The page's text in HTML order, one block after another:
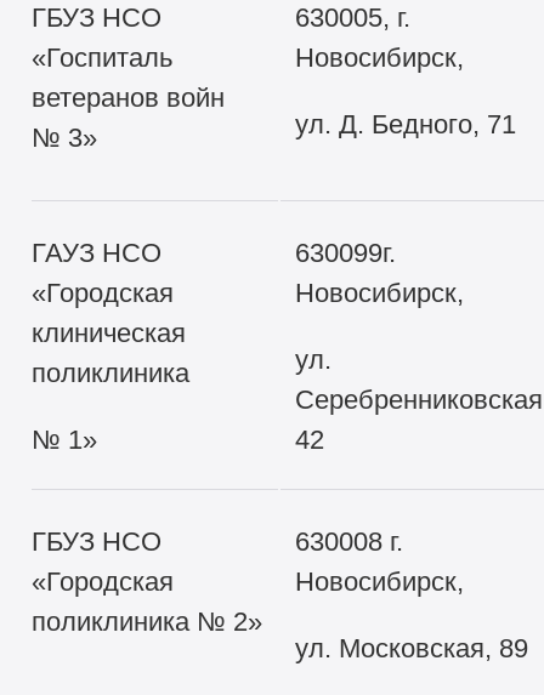
ГБУЗ НСО
«Госпиталь
ветеранов войн
№ 3»
630005, г.
Новосибирск,
ул. Д. Бедного, 71
ГАУЗ НСО
«Городская
клиническая
поликлиника
№ 1»
630099г.
Новосибирск,
ул.
42
ГБУЗ НСО
«Городская
поликлиника № 2»
630008 г.
Новосибирск,
ул. Московская, 89